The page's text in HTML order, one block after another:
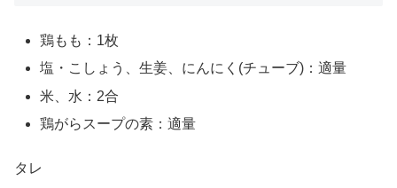
鶏もも：1枚
塩・こしょう、生姜、にんにく(チューブ)：適量
米、水：2合
鶏がらスープの素：適量
タレ